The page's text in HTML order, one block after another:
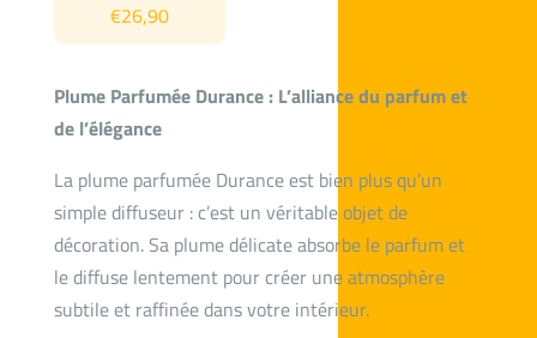
€26,90
Plume Parfumée Durance : L’alliance du parfum et
de l’élégance
La plume parfumée Durance est bien plus qu’un
simple diffuseur : c’est un véritable objet de
décoration. Sa plume délicate absorbe le parfum et
le diffuse lentement pour créer une atmosphère
subtile et raffinée dans votre intérieur.